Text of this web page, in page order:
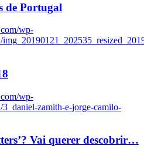
de Portugal
wp-
wp-
zamith-e-jorge-camilo-
Vai querer descobrir…